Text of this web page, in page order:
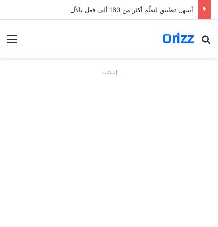
أسهل تطبيق لتعلّم أكثر من 160 ألف فعل بالألمانية
Orizz
بحث عن
إعلانات